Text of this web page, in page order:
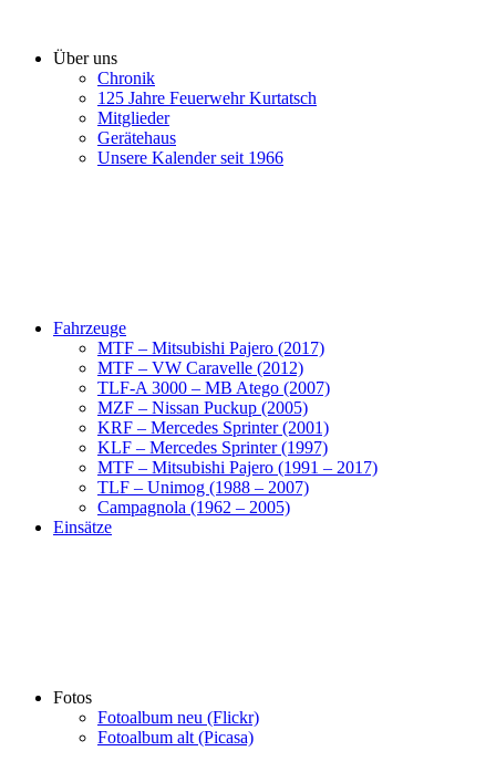
Über uns
Chronik
125 Jahre Feuerwehr Kurtatsch
Mitglieder
Gerätehaus
Unsere Kalender seit 1966
Fahrzeuge
MTF – Mitsubishi Pajero (2017)
MTF – VW Caravelle (2012)
TLF-A 3000 – MB Atego (2007)
MZF – Nissan Puckup (2005)
KRF – Mercedes Sprinter (2001)
KLF – Mercedes Sprinter (1997)
MTF – Mitsubishi Pajero (1991 – 2017)
TLF – Unimog (1988 – 2007)
Campagnola (1962 – 2005)
Einsätze
Fotos
Fotoalbum neu (Flickr)
Fotoalbum alt (Picasa)